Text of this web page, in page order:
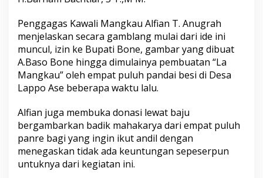
K
w
a
l
L
a
M
n
g
k
a
u
Penggagas Kawali Mangkau Alfian T. Anugrah
menjelaskan secara gamblang mulai dari ide ini
muncul, izin ke Bupati Bone, gambar yang dibuat
A.Baso Bone hingga dimulainya pembuatan “La
Mangkau” oleh empat puluh pandai besi di Desa
Lappo Ase beberapa waktu lalu.
Alfian juga membuka donasi lewat baju
bergambarkan badik mahakarya dari empat puluh
panre bagi yang ingin ikut andil dengan
menegaskan tidak ada keuntungan sepeserpun
untuknya dari kegiatan ini.